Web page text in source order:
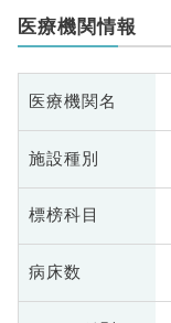
医療機関情報
医療機関名
施設種別
標榜科目
病床数